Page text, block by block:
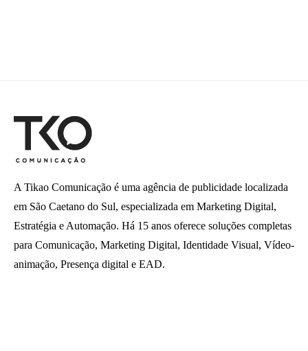
A Tikao Comunicação é uma agência de publicidade localizada
em São Caetano do Sul, especializada em Marketing Digital,
Estratégia e Automação. Há 15 anos oferece soluções completas
para Comunicação, Marketing Digital, Identidade Visual, Vídeo-
animação, Presença digital e EAD.